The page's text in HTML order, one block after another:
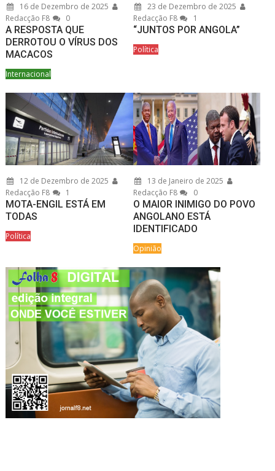
16 de Dezembro de 2025
Redacção F8
0
A RESPOSTA QUE
DERROTOU O VÍRUS DOS
MACACOS
Internacional
23 de Dezembro de 2025
Redacção F8
1
“JUNTOS POR ANGOLA”
Política
12 de Dezembro de 2025
Redacção F8
1
MOTA-ENGIL ESTÁ EM
TODAS
Política
13 de Janeiro de 2025
Redacção F8
0
O MAIOR INIMIGO DO POVO
ANGOLANO ESTÁ
IDENTIFICADO
Opinião